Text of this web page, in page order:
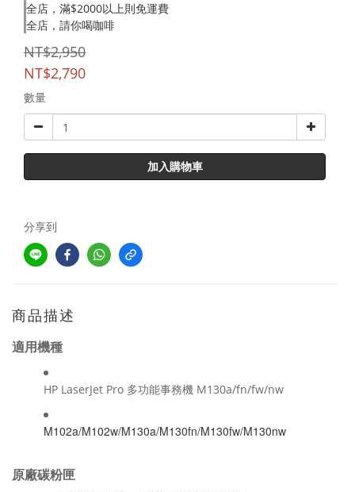
全店，滿$2000以上則免運費
全店，請你喝咖啡
NT$2,950
NT$2,790
數量
加入購物車
分享到
商品描述
適用機種
HP LaserJet Pro 多功能事務機 M130a/fn/fw/nw
M102a/M102w/M130a/M130fn/M130fw/M130nw
原廠碳粉匣